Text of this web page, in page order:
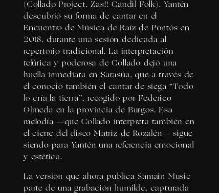
(Collado Project, Zas!! Candil Folk). Yantén
descubrió su forma de cantar en el
Encuentro de Música de Raíz de Pontós en
2018, durante una sesión dedicada al
repertorio tradicional. La interpretación
telúrica y poderosa de Collado dejó una
huella inmediata en Sarasúa, que a través de
él conoció también el cantar de siega “Todo
lo cría la tierra”, recogido por Federico
Olmeda en la provincia de Burgos. Esa
melodía —que Collado interpreta también en
el cierre del disco Matriz de Rozalén— sigue
siendo para Yantén una referencia emocional
y estética.
La versión que ahora publica Samain Music
parte de una grabación humilde, capturada